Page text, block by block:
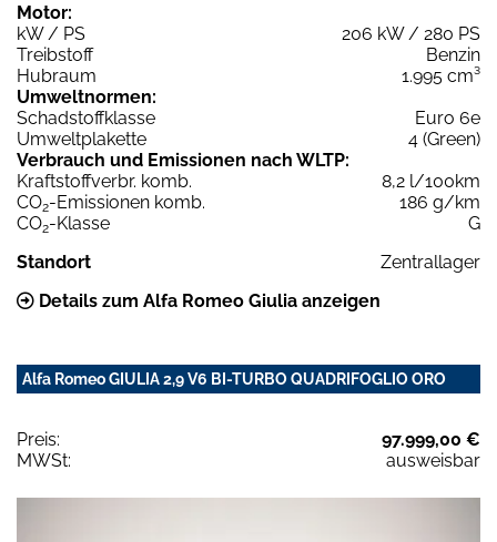
Motor:
kW / PS
206 kW / 280 PS
Treibstoff
Benzin
Hubraum
1.995 cm³
Umweltnormen:
Schadstoffklasse
Euro 6e
Umweltplakette
4 (Green)
Verbrauch und Emissionen nach WLTP:
Kraftstoffverbr. komb.
8,2 l/100km
CO2-Emissionen komb.
186 g/km
CO2-Klasse
G
Standort
Zentrallager
Details zum Alfa Romeo Giulia anzeigen
Alfa Romeo GIULIA 2,9 V6 BI-TURBO QUADRIFOGLIO ORO
Preis:
97.999,00 €
MWSt:
ausweisbar